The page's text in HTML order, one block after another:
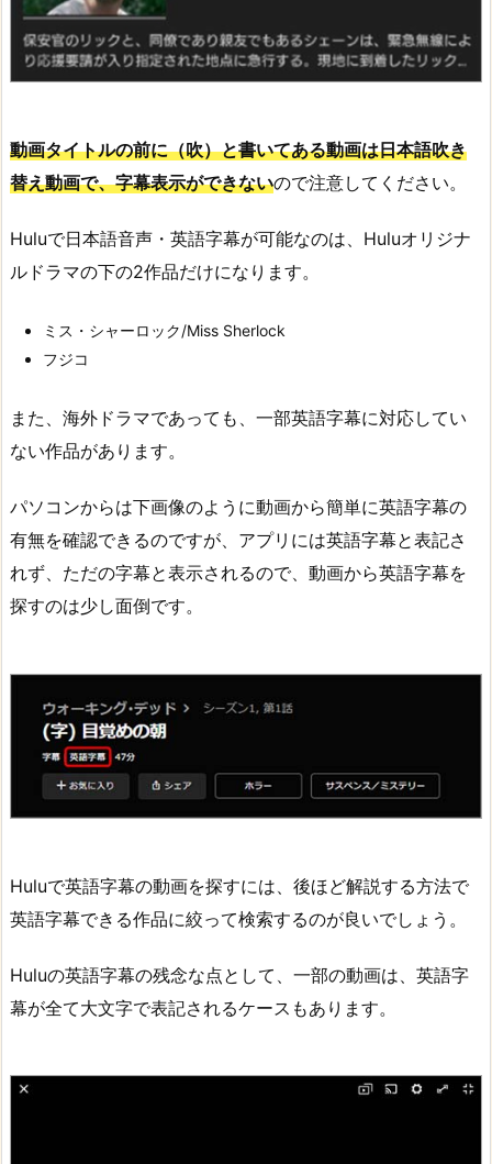
動画タイトルの前に（吹）と書いてある動画は日本語吹き
替え動画で、字幕表示ができないので注意してください。
Huluで日本語音声・英語字幕が可能なのは、Huluオリジナ
ルドラマの下の2作品だけになります。
ミス・シャーロック/Miss Sherlock
フジコ
また、海外ドラマであっても、一部英語字幕に対応してい
ない作品があります。
パソコンからは下画像のように動画から簡単に英語字幕の
有無を確認できるのですが、アプリには英語字幕と表記さ
れず、ただの字幕と表示されるので、動画から英語字幕を
探すのは少し面倒です。
Huluで英語字幕の動画を探すには、後ほど解説する方法で
英語字幕できる作品に絞って検索するのが良いでしょう。
Huluの英語字幕の残念な点として、一部の動画は、英語字
幕が全て大文字で表記されるケースもあります。